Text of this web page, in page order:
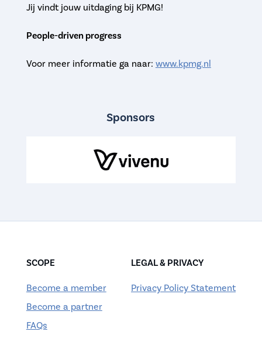
Jij vindt jouw uitdaging bij KPMG!
People-driven progress
Voor meer informatie ga naar: www.kpmg.nl
Sponsors
SCOPE
Become a member
Become a partner
FAQs
LEGAL & PRIVACY
Privacy Policy Statement